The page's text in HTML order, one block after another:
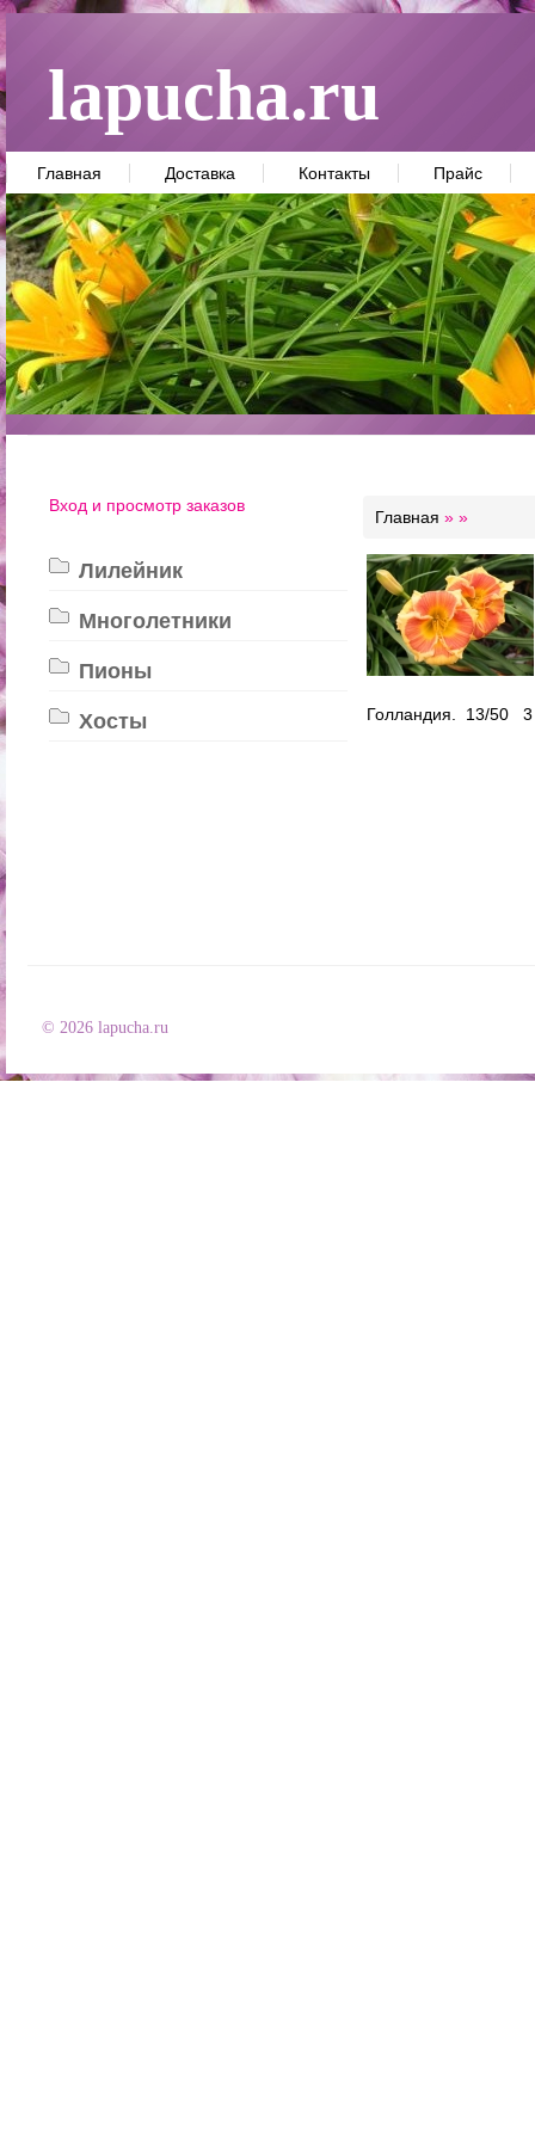
lapucha.ru
Главная Доставка Контакты Прайс
Вход и просмотр заказов
Лилейник
Многолетники
Пионы
Хосты
Главная » »
Голландия. 13/50 3
© 2026 lapucha.ru